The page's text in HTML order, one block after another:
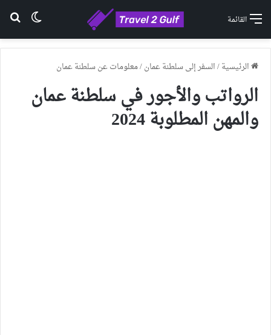
القائمة
الرئيسية/السفر إلى سلطنة عمان/معلومات عن سلطنة عمان
الرواتب والأجور في سلطنة عمان
والمهن المطلوبة 2024